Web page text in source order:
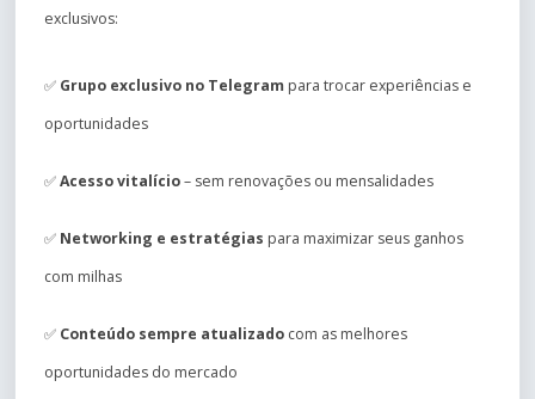
exclusivos:
✅ Grupo exclusivo no Telegram para trocar experiências e
oportunidades
✅Acesso vitalício– sem renovações ou mensalidades
✅ Networking e estratégias para maximizar seus ganhos
com milhas
✅ Conteúdo sempre atualizado com as melhores
oportunidades do mercado